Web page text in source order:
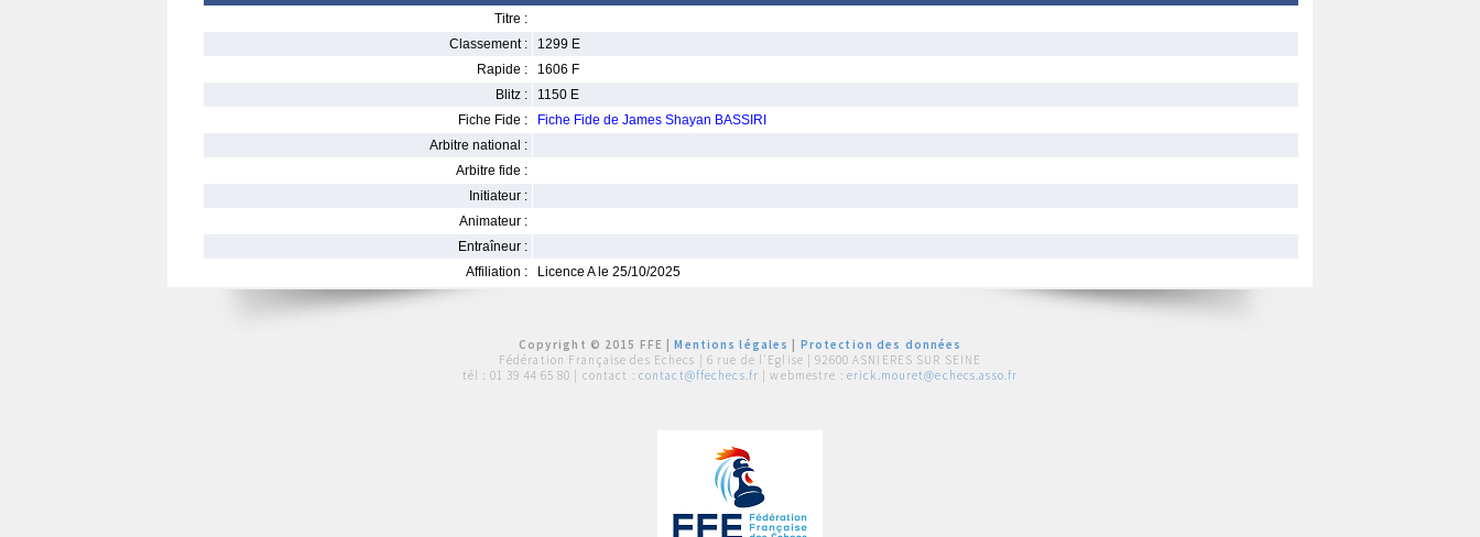
Titre :
Classement :
1299 E
Rapide :
1606 F
Blitz :
1150 E
Fiche Fide :
Fiche Fide de James Shayan BASSIRI
Arbitre national :
Arbitre fide :
Initiateur :
Animateur :
Entraîneur :
Affiliation :
Licence A le 25/10/2025
Copyright © 2015 FFE |Mentions légales
Protection des données
Fédération Française des Echecs | 6 rue de l'Eglise | 92600 ASNIERES SUR SEINE
tél : 01 39 44 65 80 | contact : contact@ffechecs.fr | webmestre : erick.mouret@echecs.asso.fr